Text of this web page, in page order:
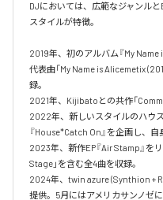
DJにおいては、広範なジャンル
スタイルが特徴。​
2019年、初のアルバム『My Name
代表曲「My Name is Alicemetix
録。
2021年、Kijibatoとの共作「
2022年、新しいスタイルのハウ
『House*Catch On』を企画し、自
2023年、新作EP『Air Stamp』を
Stage」を含む全4曲を収録。
2024年、twin azure (Synthion +
提供。5月にはアメリカサンノゼ